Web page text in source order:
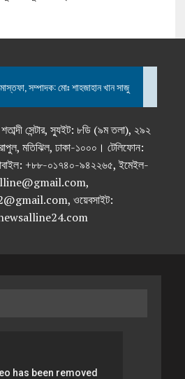
সম্পাদক: মোঃ শাহজাহান খান সাজু
শতাব্দী সেন্টার, স্যুইট: ৮ডি (৯ম তলা), ২৯২
মতিঝিল, ঢাকা-১০০০। টেলিফোন:
+৮৮-০১৭৪০-৯৪২২৬৫, ইমেইল-
ওয়েবসাইট: